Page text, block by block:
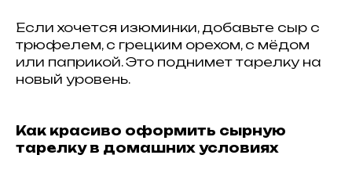
Если хочется изюминки, добавьте сыр с
трюфелем, с грецким орехом, с мёдом
или паприкой. Это поднимет тарелку на
новый уровень.
Как красиво оформить сырную
тарелку в домашних условиях